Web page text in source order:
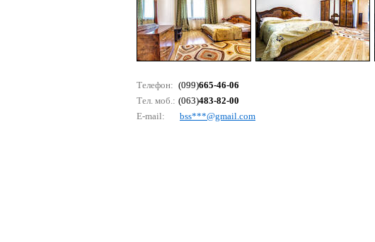
Телефон: (099)665-46-06
Тел. моб.: (063)483-82-00
E-mail:
bss***@gmаil.соm